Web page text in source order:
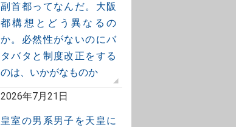
副首都ってなんだ。大阪
都構想とどう異なるの
か。必然性がないのにバ
タバタと制度改正をする
のは、いかがなものか
2026年7月21日
皇室の男系男子を天皇に